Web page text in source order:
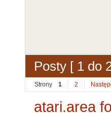
Posty [ 1 do
Strony 1 2
atari.area